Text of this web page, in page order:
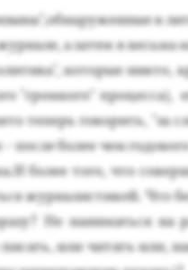
в
а за­тем в
ко­торые ник­то,
"гром­ко­го" про­цес­са),
те­перь го­ворить, "за
пос­ле бо­лее чем
бо­лее то­го, что
жур­на­лис­ти­кой. Что
Не на­нимать­ся на
или чи­тать или,